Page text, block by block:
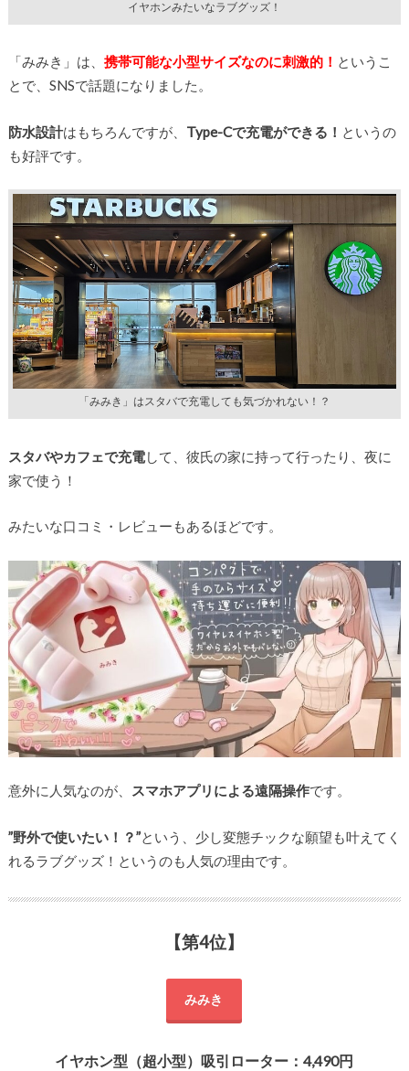
イヤホンみたいなラブグッズ！
「みみき」は、 携帯可能な小型サイズなのに刺激的！ というこ
とで、SNSで話題になりました。
防水設計はもちろんですが、 Type-Cで充電ができる！ というの
も好評です。
「みみき」はスタバで充電しても気づかれない！？
スタバやカフェで充電して、彼氏の家に持って行ったり、夜に
家で使う！
みたいな口コミ・レビューもあるほどです。
意外に人気なのが、 スマホアプリによる遠隔操作です。
”野外で使いたい！？”という、少し変態チックな願望も叶えてく
れるラブグッズ！というのも人気の理由です。
【第4位】
みみき
イヤホン型（超小型）吸引ローター：4,490円